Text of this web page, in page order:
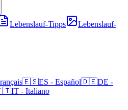
Lebenslauf-Tipps
Lebenslauf-
🇪🇸ES - Español🇩🇪DE -
IT - Italiano